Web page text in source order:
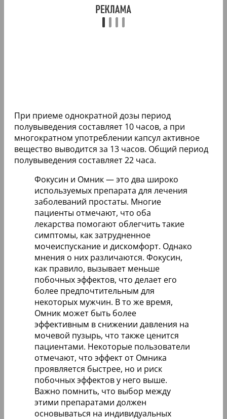
При приеме однократной дозы период
полувыведения составляет 10 часов, а при
многократном употреблении капсул активное
вещество выводится за 13 часов. Общий период
полувыведения составляет 22 часа.
Фокусин и Омник — это два широко
используемых препарата для лечения
заболеваний простаты. Многие
пациенты отмечают, что оба
лекарства помогают облегчить такие
симптомы, как затрудненное
мочеиспускание и дискомфорт. Однако
мнения о них различаются. Фокусин,
как правило, вызывает меньше
побочных эффектов, что делает его
более предпочтительным для
некоторых мужчин. В то же время,
Омник может быть более
эффективным в снижении давления на
мочевой пузырь, что также ценится
пациентами. Некоторые пользователи
отмечают, что эффект от Омника
проявляется быстрее, но и риск
побочных эффектов у него выше.
Важно помнить, что выбор между
этими препаратами должен
основываться на индивидуальных